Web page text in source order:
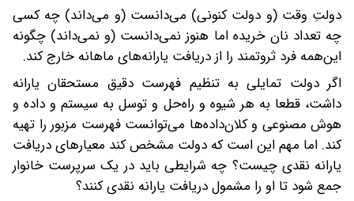
دولتِ وقت (و دولت کنونی) می‌دانست (و می‌داند) چه کسی
چه تعداد نان خریده اما هنوز نمی‌دانست (و نمی‌داند) چگونه
این‌همه فرد ثروتمند را از دریافت یارانه‌های ماهانه خارج کند.
اگر دولت تمایلی به تنظیم فهرست دقیق مستحقان یارانه
داشت، قطعا به هر شیوه و راه‌حل و توسل به سیستم و داده و
هوش مصنوعی و کلان‌داده‌ها می‌توانست فهرست مزبور را تهیه
کند. اما مهم این است که دولت مشخص کند معیارهای دریافت
یارانه نقدی چیست؟ چه شرایطی باید در یک سرپرست خانوار
جمع شود تا او را مشمول دریافت یارانه نقدی کنند؟